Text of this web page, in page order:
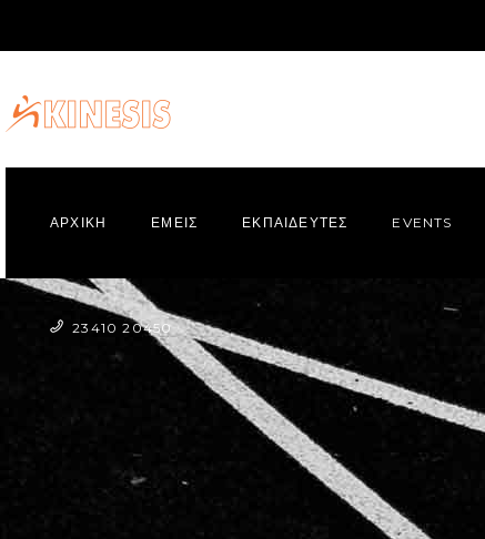
ΑΡΧΙΚΗ ΕΜΕΙΣ ΕΚΠΑΙΔΕΥΤΕΣ EVENTS
23410 20450